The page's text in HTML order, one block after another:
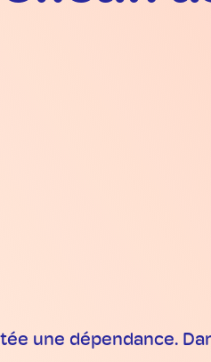
une dépendance.